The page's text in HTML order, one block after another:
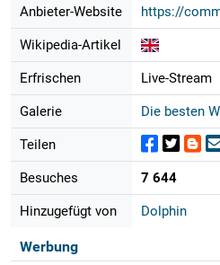
Anbieter-Website https://
Wikipedia-Artikel
Erfrischen Live-Stream
Galerie Die besten
Teilen
Besuches 7 644
Hinzugefügt von Dolphin
Werbung